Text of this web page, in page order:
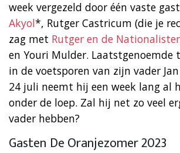
week vergezeld door één vaste
Akyol*, Rutger Castricum (die je
zag met Rutger en de
en Youri Mulder. Laatstgenoemde
in de voetsporen van zijn vader
24 juli neemt hij een week lang al
onder de loep. Zal hij net zo veel
vader hebben?
Gasten De Oranjezomer 2023